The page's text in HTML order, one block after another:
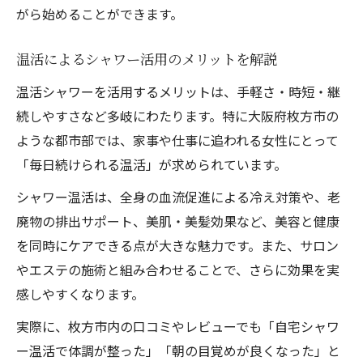
がら始めることができます。
温活によるシャワー活用のメリットを解説
温活シャワーを活用するメリットは、手軽さ・時短・継
続しやすさなど多岐にわたります。特に大阪府枚方市の
ような都市部では、家事や仕事に追われる女性にとって
「毎日続けられる温活」が求められています。
シャワー温活は、全身の血流促進による冷え対策や、老
廃物の排出サポート、美肌・美髪効果など、美容と健康
を同時にケアできる点が大きな魅力です。また、サロン
やエステの施術と組み合わせることで、さらに効果を実
感しやすくなります。
実際に、枚方市内の口コミやレビューでも「自宅シャワ
ー温活で体調が整った」「朝の目覚めが良くなった」と